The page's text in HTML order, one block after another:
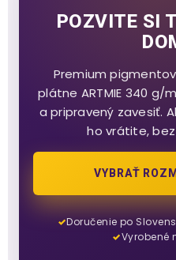
POZVITE SI
Premium
plátne ARTMIE 340 g/
a pripravený zavesiť.
ho vrátite,
VYBRAŤ
Doručenie po
Vyrobené